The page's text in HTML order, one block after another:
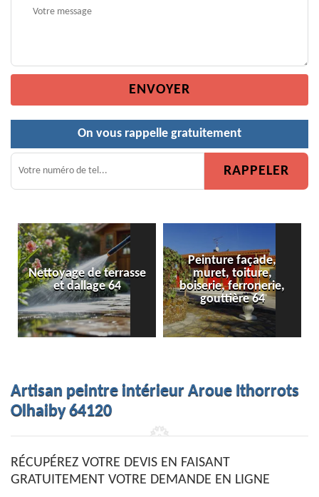
On vous rappelle gratuitement
de terrasse
et dallage 64
Peinture façade,
muret, toiture,
boiserie, ferronerie,
gouttière 64
Artisan peintre intérieur Aroue Ithorrots
Olhaiby 64120
RÉCUPÉREZ VOTRE DEVIS EN FAISANT
GRATUITEMENT VOTRE DEMANDE EN LIGNE